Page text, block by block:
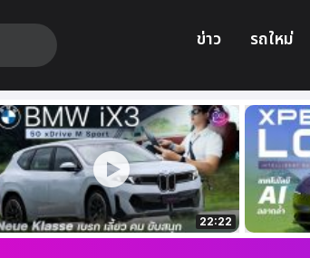
ข่าว รถใหม่
22:22